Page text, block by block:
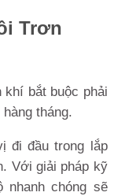
Trơn
khí bắt buộc phải
tháng.
đi đầu trong lắp
Với giải pháp kỹ
chóng sẽ